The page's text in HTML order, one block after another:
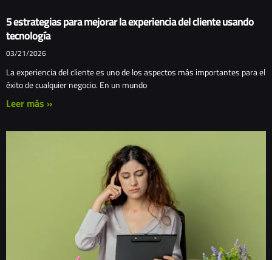
5 estrategias para mejorar la experiencia del cliente usando
tecnología
03/21/2026
La experiencia del cliente es uno de los aspectos más importantes para el
éxito de cualquier negocio. En un mundo
Leer más »